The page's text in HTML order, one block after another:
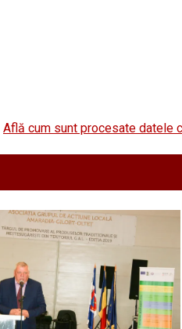
Află cum sunt procesate datele